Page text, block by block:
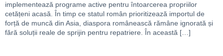
implementează programe active pentru întoarcerea propriilor
cetățeni acasă. În timp ce statul român prioritizează importul de
forță de muncă din Asia, diaspora românească rămâne ignorată și
fără soluții reale de sprijin pentru repatriere. În această […]